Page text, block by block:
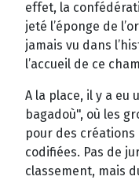
effet, la
jeté l’éponge de
jamais vu dans
l’accueil de ce
A la place, il y a eu
bagadoù", où les
pour des
codifiées. Pas de
classement, mais